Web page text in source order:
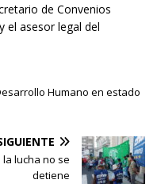
de Convenios
el asesor legal del
Humano en estado
lucha no se
detiene